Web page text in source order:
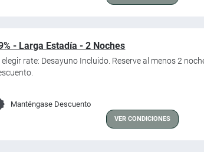
- Larga Estadía - 2 Noches
elegir rate: Desayuno Incluido. Reserve al menos 2
Manténgase Descuento
VER CONDICIONES